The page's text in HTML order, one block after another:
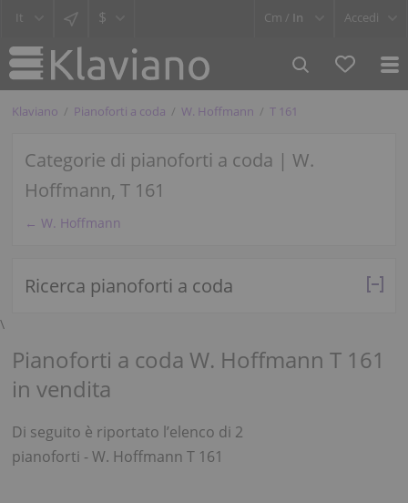
$ Cm / In Accedi
Klaviano Pianoforti a coda W. Hoffmann T 161
Categorie di pianoforti a coda | W.
Hoffmann, T 161
← W. Hoffmann
Ricerca pianoforti a coda
\
Pianoforti a coda W. Hoffmann T 161
in vendita
Di seguito è riportato l’elenco di 2
pianoforti - W. Hoffmann T 161